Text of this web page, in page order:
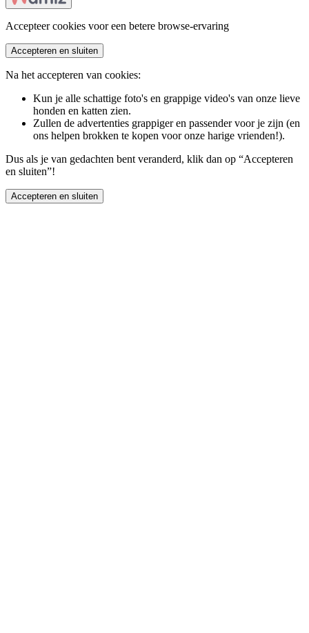
Accepteer cookies voor een betere browse-ervaring
Accepteren en sluiten
Na het accepteren van cookies:
Kun je alle schattige foto's en grappige video's van onze lieve
honden en katten zien.
Zullen de advertenties grappiger en passender voor je zijn (en
ons helpen brokken te kopen voor onze harige vrienden!).
Dus als je van gedachten bent veranderd, klik dan op “Accepteren
en sluiten”!
Accepteren en sluiten